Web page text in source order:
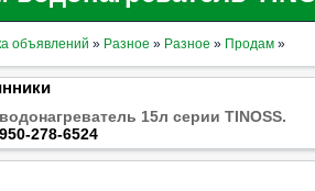
объявлений » Разное » Разное » Продам »
15л серии TINOSS.
278-6524